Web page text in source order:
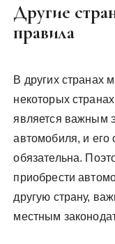
Другие
правила
В других странах
некоторых
является важным
автомобиля, и его
обязательна.
приобрести
другую страну,
местным